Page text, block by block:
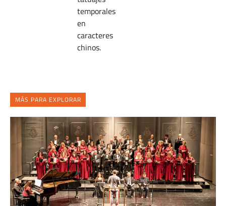
temporales
en
caracteres
chinos.
MÁS PARA EXPLORAR